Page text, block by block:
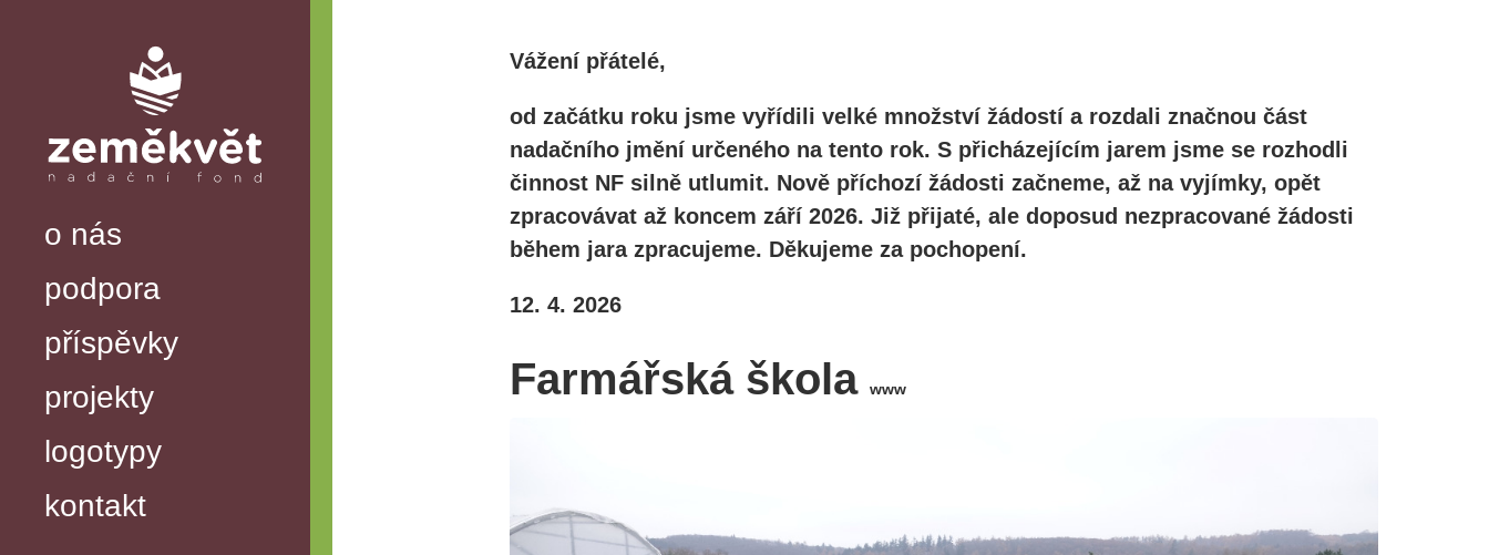
o nás
podpora
příspěvky
projekty
logotypy
kontakt
Vážení přátelé,
od začátku roku jsme vyřídili velké množství žádostí a rozdali značnou část
nadačního jmění určeného na tento rok. S přicházejícím jarem jsme se rozhodli
činnost NF silně utlumit. Nově příchozí žádosti začneme, až na vyjímky, opět
zpracovávat až koncem září 2026. Již přijaté, ale doposud nezpracované žádosti
během jara zpracujeme. Děkujeme za pochopení.
12. 4. 2026
Farmářská škola www